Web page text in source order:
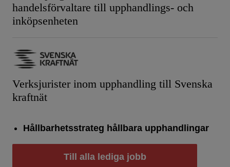
handelsförvaltare till upphandlings- och
inköpsenheten
Verksjurister inom upphandling till Svenska
kraftnät
Hållbarhetsstrateg hållbara upphandlingar
Till alla lediga jobb